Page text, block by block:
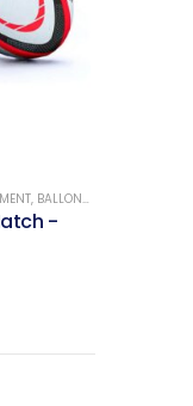
, BALLONS RUGBY
-